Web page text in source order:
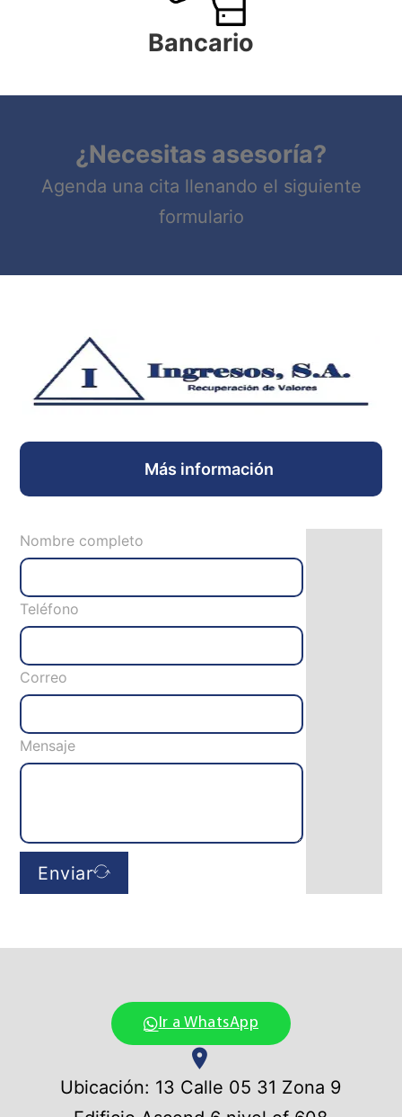
Bancario
¿Necesitas asesoría?
Agenda una cita llenando el siguiente
formulario
Más información
Nombre completo
Teléfono
Correo
Mensaje
Enviar
Ir a WhatsApp
Ubicación: 13 Calle 05 31 Zona 9